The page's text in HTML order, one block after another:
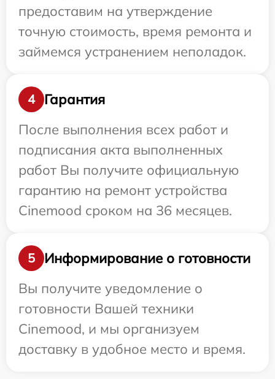
предоставим на утверждение
точную стоимость, время ремонта и
займемся устранением неполадок.
4
Гарантия
После выполнения всех работ и
подписания акта выполненных
работ Вы получите официальную
гарантию на ремонт устройства
Cinemood сроком на 36 месяцев.
5
Информирование о готовности
Вы получите уведомление о
готовности Вашей техники
Cinemood, и мы организуем
доставку в удобное место и время.